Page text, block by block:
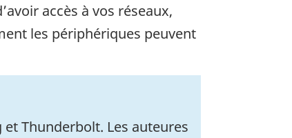
accès à vos réseaux,
les périphériques peuvent
etThunderbolt. Les auteures